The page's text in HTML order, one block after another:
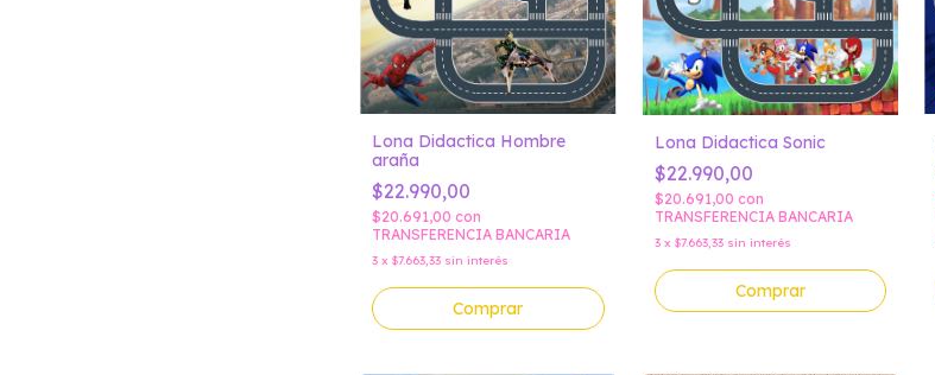
Lona Didactica Hombre
araña
$22.990,00
$20.691,00 con
TRANSFERENCIA BANCARIA
3 x $7.663,33 sin interés
Comprar
Lona Didactica Sonic
$22.990,00
$20.691,00 con
TRANSFERENCIA BANCARIA
3 x $7.663,33 sin interés
Comprar